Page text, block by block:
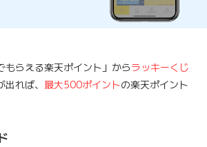
もらえる楽天ポイント」からラッキーくじ
れば、 最大500ポイントの楽天ポイント